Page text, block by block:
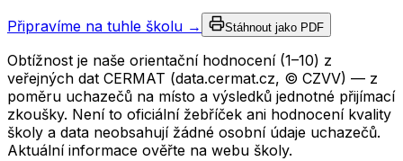
Připravíme na tuhle školu → Stáhnout jako PDF
Obtížnost je naše orientační hodnocení (1–10) z
veřejných dat CERMAT (data.cermat.cz, © CZVV) — z
poměru uchazečů na místo a výsledků jednotné přijímací
zkoušky. Není to oficiální žebříček ani hodnocení kvality
školy a data neobsahují žádné osobní údaje uchazečů.
Aktuální informace ověřte na webu školy.